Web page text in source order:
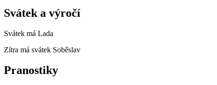
Svátek a výročí
Svátek má Lada
Zítra má svátek Soběslav
Pranostiky